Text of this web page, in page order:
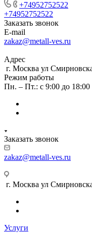
+74952752522
+74952752522
Заказать звонок
E-mail
zakaz@metall-ves.ru
Адрес
г. Москва ул
Режим работы
Пн. – Пт.: с 9:00 до 18:00
Заказать звонок
zakaz@metall-ves.ru
г. Москва ул
Услуги